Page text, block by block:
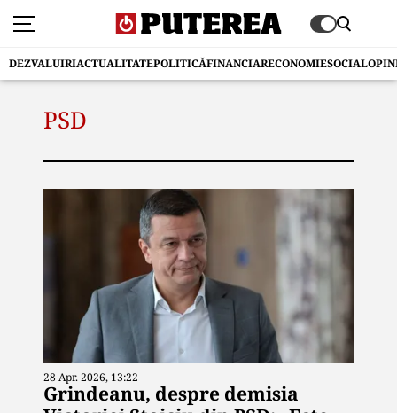
DEZVALUIRIACTUALITATEPOLITICĂFINANCIARECONOMIESOCIAL
PSD
28 Apr. 2026, 13:22
Grindeanu, despre demisia